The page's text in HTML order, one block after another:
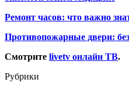
Ремонт часов: что важно
Противопожарные двери:
Смотрите livetv онлайн ТВ.
Рубрики